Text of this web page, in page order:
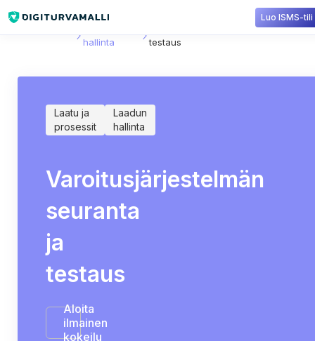
Luo ISMS-tili
hallinta
Varoitusjärjestelmän seuranta ja
testaus
Laatu ja
prosessit
Laadun
hallinta
Varoitusjärjestelmän
seuranta
ja
testaus
Aloita
ilmainen
kokeilu